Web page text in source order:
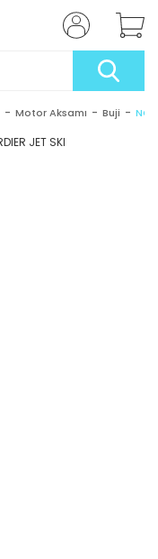
Motor Aksamı Buji